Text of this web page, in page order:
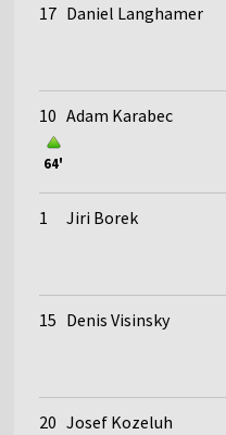
17 Daniel Langhamer
10 Adam Karabec
64'
1 Jiri Borek
15 Denis Visinsky
20 Josef Kozeluh